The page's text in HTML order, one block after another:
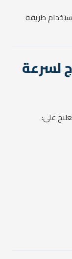
طريقة
لسرعة
على: